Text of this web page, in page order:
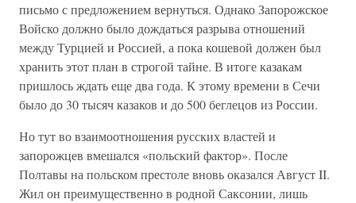
письмо с предложением вернуться. Однако Запорожское
Войско должно было дождаться разрыва отношений
между Турцией и Россией, а пока кошевой должен был
хранить этот план в строгой тайне. В итоге казакам
пришлось ждать еще два года. К этому времени в Сечи
было до 30 тысяч казаков и до 500 беглецов из России.
Но тут во взаимоотношения русских властей и
запорожцев вмешался «польский фактор». После
Полтавы на польском престоле вновь оказался Август II.
Жил он преимущественно в родной Саксонии, лишь